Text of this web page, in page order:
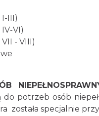
III)
VI)
- VIII)
do potrzeb osób
została specjalnie